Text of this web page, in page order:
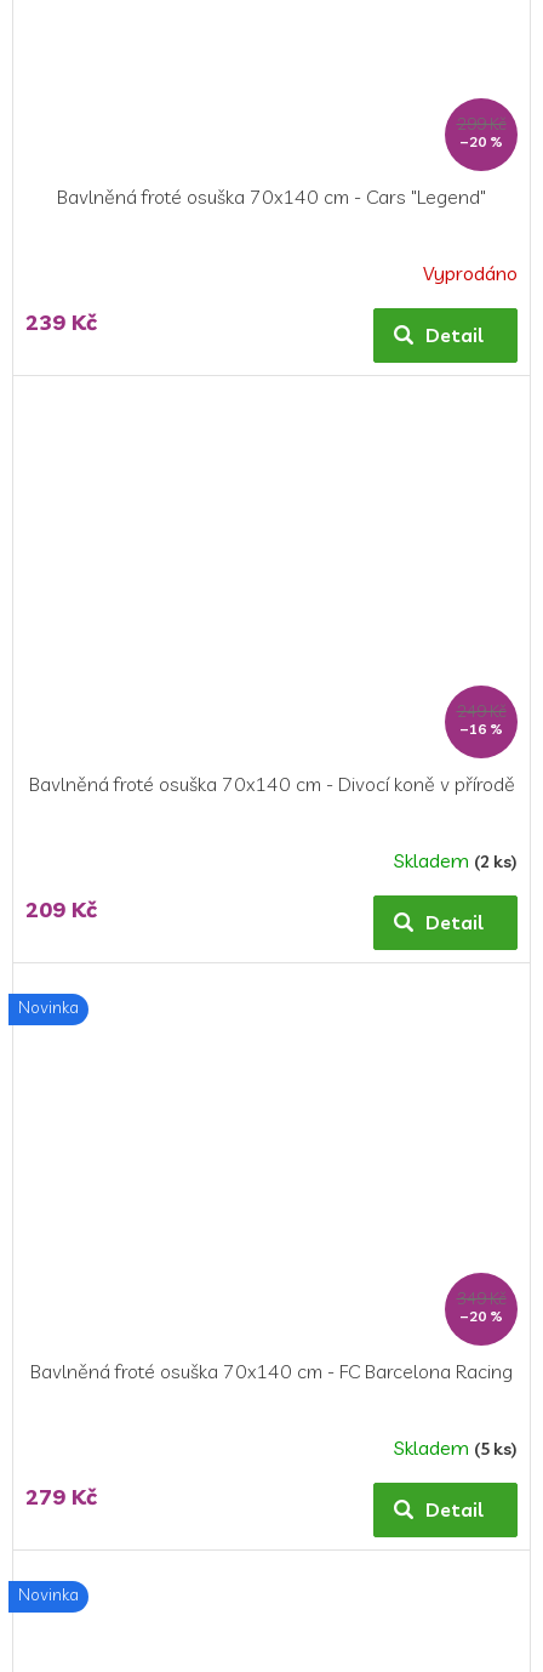
299 Kč
–20 %
Bavlněná froté osuška 70x140 cm - Cars "Legend"
Vyprodáno
239 Kč Detail
249 Kč
–16 %
Bavlněná froté osuška 70x140 cm - Divocí koně v přírodě
Skladem (2 ks)
209 Kč Detail
Novinka
349 Kč
–20 %
Bavlněná froté osuška 70x140 cm - FC Barcelona Racing
Skladem (5 ks)
279 Kč Detail
Novinka